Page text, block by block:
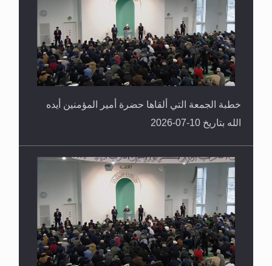
خطبة الجمعة التي ألقاها حضرة أمير المؤمنين أيده
الله بتاريخ 10-07-2026